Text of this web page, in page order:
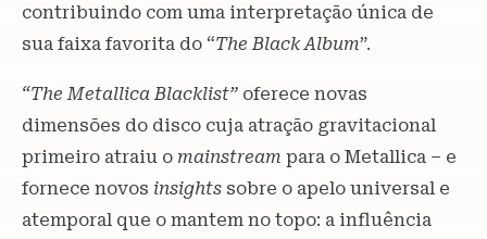
contribuindo com uma interpretação única de
sua faixa favorita do “The Black Album”.
“The Metallica Blacklist” oferece novas
dimensões do disco cuja atração gravitacional
primeiro atraiu o mainstream para o Metallica – e
fornece novos insights sobre o apelo universal e
atemporal que o mantem no topo: a influência